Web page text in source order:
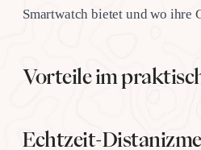
Smartwatch bietet und wo ihre
Vorteile im
Echtzeit-